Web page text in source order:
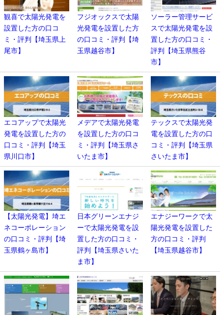
観喜で太陽光発電を
設置した方の口コ
ミ・評判【埼玉県上
尾市】
フジオックスで太陽
光発電を設置した方
の口コミ・評判【埼
玉県越谷市】
ソーラー管理サービ
スで太陽光発電を設
置した方の口コミ・
評判【埼玉県熊谷
市】
エコアップで太陽光
発電を設置した方の
口コミ・評判【埼玉
県川口市】
メデアで太陽光発電
を設置した方の口コ
ミ・評判【埼玉県さ
いたま市】
テックスで太陽光発
電を設置した方の口
コミ・評判【埼玉県
さいたま市】
【太陽光発電】埼エ
ネコーポレーション
の口コミ・評判【埼
玉県鶴ヶ島市】
日本グリーンエナジ
ーで太陽光発電を設
置した方の口コミ・
評判【埼玉県さいた
ま市】
エナジーワークで太
陽光発電を設置した
方の口コミ・評判
【埼玉県越谷市】